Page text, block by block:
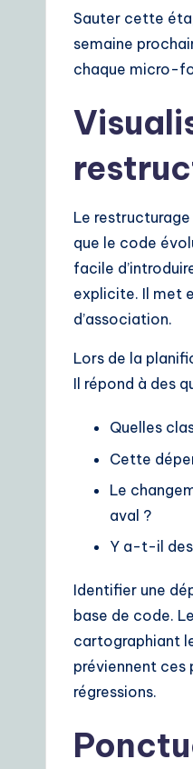
lu
ti
Sauter cette
semaine
chaque micro-
Le
que le code
facile
explicite. Il met
d’association.
Lors de la
Il répond à des
Quelles
Cette
Le
aval ?
Y a-t-il des
Identifier une
base de code.
cartographiant
préviennent ces
régressions.